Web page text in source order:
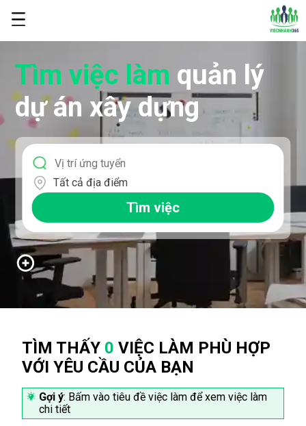
Tìm việc làm quản lý
dự án xây dựng
Tất cả địa điểm
Tìm việc
TÌM THẤY 0 VIỆC LÀM PHÙ HỢP
VỚI YÊU CẦU CỦA BẠN
Gợi ý: Bấm vào tiêu đề việc làm để xem việc làm
chi tiết